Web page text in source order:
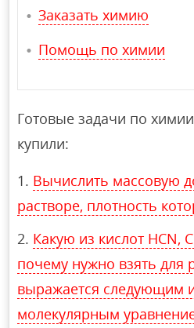
Заказать химию
Помощь по химии
Готовые задачи по
купили:
Вычислить массовую
растворе, плотность
Какую из кислот HCN,
почему нужно взять для
выражается следующим
молекулярным